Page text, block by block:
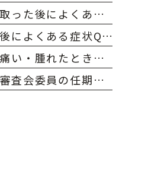
歯の神経を取った後によくある症状と対処法｜大府市のおかだ歯科・矯正歯科クリニック
むし歯治療後によくある症状Q&A｜大府市のおかだ歯科・矯正歯科クリニック
親知らずが痛い・腫れたときの対処法｜大府市のおかだ歯科・矯正歯科クリニック
「介護認定審査会委員の任期満了および更新を致しました」